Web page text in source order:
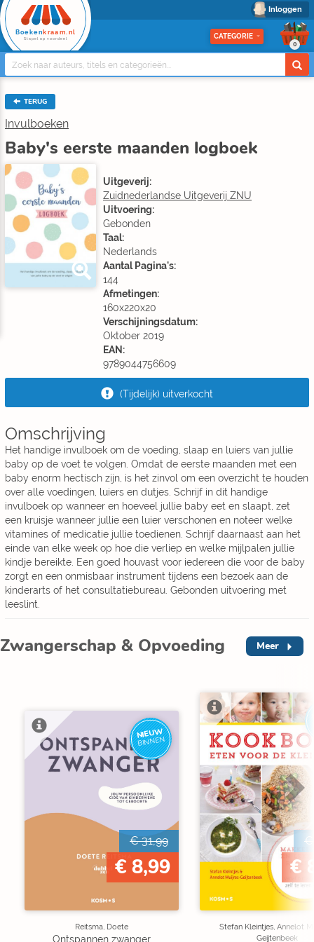
Inloggen
Boeken kraam.nl
Stapel op voordeel CATEGORIE
0
TERUG
Invulboeken
Baby's eerste maanden logboek
Uitgeverij:
Zuidnederlandse Uitgeverij ZNU
Uitvoering:
Gebonden
Taal:
Nederlands
Aantal Pagina's:
144
Afmetingen:
160x220x20
Verschijningsdatum:
Oktober 2019
EAN:
9789044756609
(Tijdelijk) uitverkocht
Omschrijving
Het handige invulboek om de voeding, slaap en luiers van jullie
baby op de voet te volgen. Omdat de eerste maanden met een
baby enorm hectisch zijn, is het zinvol om een overzicht te houden
over alle voedingen, luiers en dutjes. Schrijf in dit handige
invulboek op wanneer en hoeveel jullie baby eet en slaapt, zet
een kruisje wanneer jullie een luier verschonen en noteer welke
vitamines of medicatie jullie toedienen. Schrijf daarnaast aan het
einde van elke week op hoe die verliep en welke mijlpalen jullie
kindje bereikte. Een goed houvast voor iedereen die voor de baby
zorgt en een onmisbaar instrument tijdens een bezoek aan de
kinderarts of het consultatiebureau. Gebonden uitvoering met
leeslint.
Zwangerschap & Opvoeding Meer
NIEUW
BINNEN
€ 31,99
€ 8,99
Reitsma, Doete
Ontspannen zwanger
€
€
Stefan Kleintjes, Annelot
Geijtenbeek